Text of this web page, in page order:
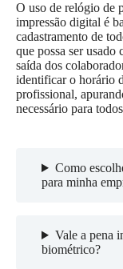
O uso de relógio de
impressão digital é
cadastramento de
que possa ser usado
saída dos
identificar o horário
profissional,
necessário para
Como
para minha
Vale a pena
biométrico?